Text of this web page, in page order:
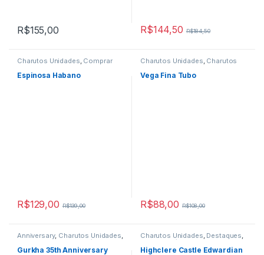
R$155,00 R$144,50 R$184,50
Charutos Unidades, Comprar
Primeira Página
Espinosa Habano
R$129,00 R$139,00
Charutos Unidades, Charutos
Página
Vega Fina Tubo
R$88,00 R$108,00
Anniversary, Charutos Unidades,
,Primeira Página
Gurkha 35th Anniversary
Charutos Unidades, Destaques,
Primeira Página
Highclere Castle Edwardian